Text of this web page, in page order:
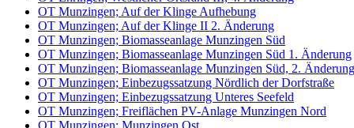
OT Munzingen; Auf der Klinge Aufhebung
OT Munzingen; Auf der Klinge II 2. Änderung
OT Munzingen; Biomasseanlage Munzingen Süd
OT Munzingen; Biomasseanlage Munzingen Süd 1. Änderung
OT Munzingen; Biomasseanlage Munzingen Süd, 2. Änderung
OT Munzingen; Einbezugssatzung Nördlich der Dorfstraße
OT Munzingen; Einbezugssatzung Unteres Seefeld
OT Munzingen; Freiflächen PV-Anlage Munzingen Nord
OT Munzingen; Munzingen Ost